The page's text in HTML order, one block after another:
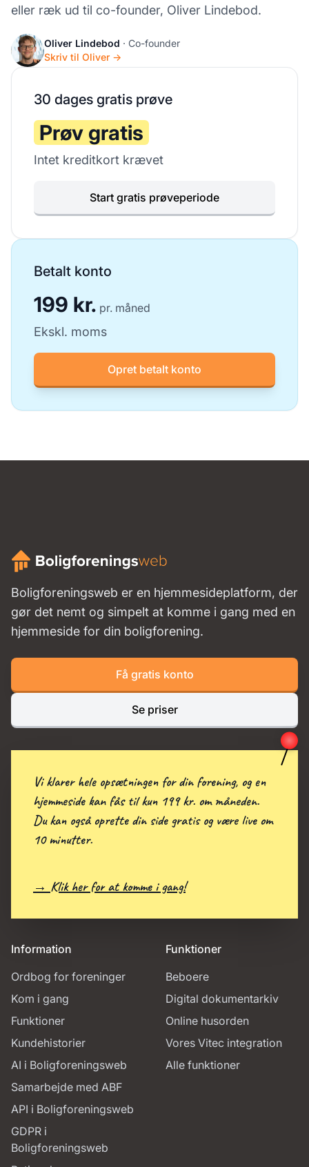
eller ræk ud til co-founder, Oliver Lindebod.
Oliver Lindebod · Co-founder
Skriv til Oliver →
30 dages gratis prøve
Prøv gratis
Intet kreditkort krævet
Start gratis prøveperiode
Betalt konto
199 kr. pr. måned
Ekskl. moms
Opret betalt konto
Boligforeningsweb er en hjemmesideplatform, der
gør det nemt og simpelt at komme i gang med en
hjemmeside for din boligforening.
Få gratis konto
Se priser
Information
Ordbog for foreninger
Kom i gang
Funktioner
Kundehistorier
AI i Boligforeningsweb
Samarbejde med ABF
API i Boligforeningsweb
GDPR i
Boligforeningsweb
Funktioner
Beboere
Digital dokumentarkiv
Online husorden
Vores Vitec integration
Alle funktioner
Vi klarer hele opsætningen for din forening, og en
hjemmeside kan fås til kun 199 kr. om måneden.
Du kan også oprette din side gratis og være live om
10 minutter.
→ Klik her for at komme i gang!